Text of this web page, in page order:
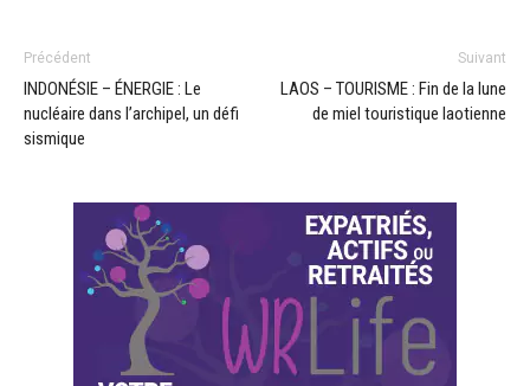
Précédent
INDONÉSIE – ÉNERGIE : Le
nucléaire dans l’archipel, un défi
sismique
Suivant
LAOS – TOURISME : Fin de la lune
de miel touristique laotienne